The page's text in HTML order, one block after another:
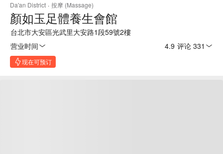
Da'an District · 按摩 (Massage)
顏如玉足體養生會館
台北市大安區光武里大安路1段59號2樓
营业时间
4.9 评论 331
现在可预订